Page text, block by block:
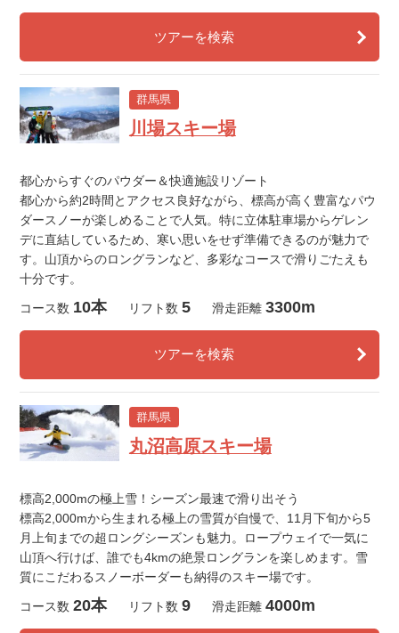
ツアーを検索
群馬県
川場スキー場
都心からすぐのパウダー＆快適施設リゾート
都心から約2時間とアクセス良好ながら、標高が高く豊富なパウ
ダースノーが楽しめることで人気。特に立体駐車場からゲレン
デに直結しているため、寒い思いをせず準備できるのが魅力で
す。山頂からのロングランなど、多彩なコースで滑りごたえも
十分です。
コース数 10本 リフト数 5 滑走距離 3300m
ツアーを検索
群馬県
丸沼高原スキー場
標高2,000mの極上雪！シーズン最速で滑り出そう
標高2,000mから生まれる極上の雪質が自慢で、11月下旬から5
月上旬までの超ロングシーズンも魅力。ロープウェイで一気に
山頂へ行けば、誰でも4kmの絶景ロングランを楽しめます。雪
質にこだわるスノーボーダーも納得のスキー場です。
コース数 20本 リフト数 9 滑走距離 4000m